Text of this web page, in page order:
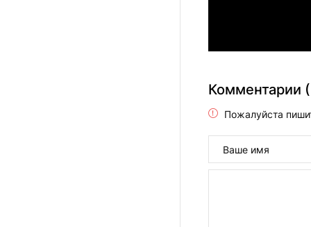
Комментарии
Пожалуйста